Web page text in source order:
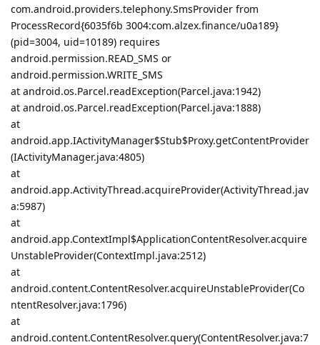
com.android.providers.telephony.SmsProvider from
ProcessRecord{6035f6b 3004:com.alzex.finance/u0a189}
(pid=3004, uid=10189) requires
android.permission.READ_SMS or
android.permission.WRITE_SMS
at android.os.Parcel.readException(Parcel.java:1942)
at android.os.Parcel.readException(Parcel.java:1888)
at
android.app.IActivityManager$Stub$Proxy.getContentProvider
(IActivityManager.java:4805)
at
android.app.ActivityThread.acquireProvider(ActivityThread.jav
a:5987)
at
android.app.ContextImpl$ApplicationContentResolver.acquire
UnstableProvider(ContextImpl.java:2512)
at
android.content.ContentResolver.acquireUnstableProvider(Co
ntentResolver.java:1796)
at
android.content.ContentResolver.query(ContentResolver.java:7